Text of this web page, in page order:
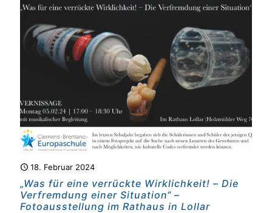
18. Februar 2024
„Was für eine verrückte Wirklichkeit! – Die
Verfremdung einer Situation“ –
Fotoausstellung im Rathaus in Lollar